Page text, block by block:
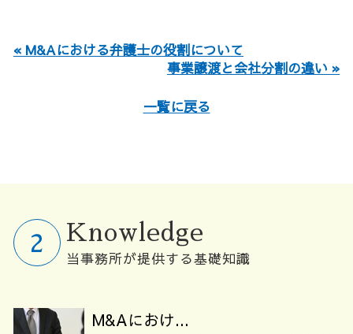
« M&Aにおける弁護士の役割について
事業譲渡と会社分割の違い »
一覧に戻る
Knowledge
当事務所が提供する基礎知識
M&Aにおけ...